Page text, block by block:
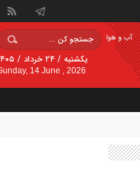
آب و هوا
یکشنبه / ۲۴ خرداد / ۱۴۰۵
14 June , 2026